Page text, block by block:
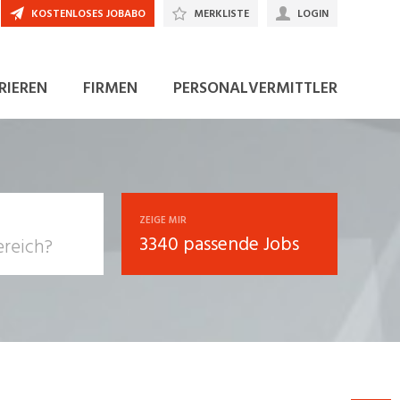
FIRMEN PERSONALVERMITTLER
KOSTENLOSES JOBABO MERKLISTE LOGIN
ZEIGE MIR
3340 passende Jobs